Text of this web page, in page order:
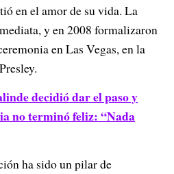
en el amor de su vida. La
y en 2008 formalizaron
en Las Vegas, en la
decidió dar el paso y
no terminó feliz: “Nada
ha sido un pilar de